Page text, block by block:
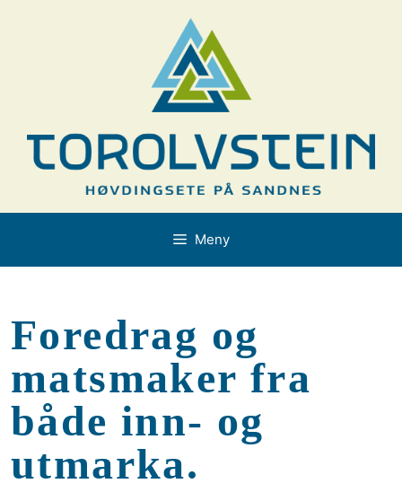
Meny
Foredrag og
matsmaker fra
både inn- og
utmarka.